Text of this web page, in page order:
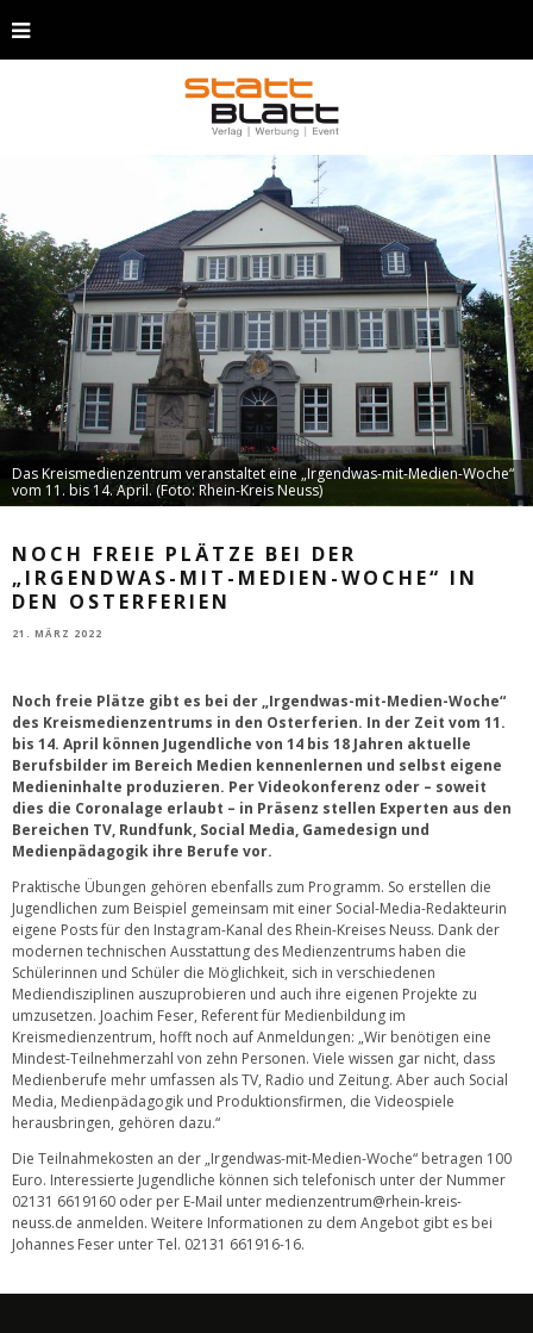
Das Kreismedienzentrum veranstaltet eine „Irgendwas-mit-Medien-Woche“
vom 11. bis 14. April. (Foto: Rhein-Kreis Neuss)
NOCH FREIE PLÄTZE BEI DER
„IRGENDWAS-MIT-MEDIEN-WOCHE“ IN
DEN OSTERFERIEN
21. MÄRZ 2022
Noch freie Plätze gibt es bei der „Irgendwas-mit-Medien-Woche“
des Kreismedienzentrums in den Osterferien. In der Zeit vom 11.
bis 14. April können Jugendliche von 14 bis 18 Jahren aktuelle
Berufsbilder im Bereich Medien kennenlernen und selbst eigene
Medieninhalte produzieren. Per Videokonferenz oder – soweit
dies die Coronalage erlaubt – in Präsenz stellen Experten aus den
Bereichen TV, Rundfunk, Social Media, Gamedesign und
Medienpädagogik ihre Berufe vor.
Praktische Übungen gehören ebenfalls zum Programm. So erstellen die
Jugendlichen zum Beispiel gemeinsam mit einer Social-Media-Redakteurin
eigene Posts für den Instagram-Kanal des Rhein-Kreises Neuss. Dank der
modernen technischen Ausstattung des Medienzentrums haben die
Schülerinnen und Schüler die Möglichkeit, sich in verschiedenen
Mediendisziplinen auszuprobieren und auch ihre eigenen Projekte zu
umzusetzen. Joachim Feser, Referent für Medienbildung im
Kreismedienzentrum, hofft noch auf Anmeldungen: „Wir benötigen eine
Mindest-Teilnehmerzahl von zehn Personen. Viele wissen gar nicht, dass
Medienberufe mehr umfassen als TV, Radio und Zeitung. Aber auch Social
Media, Medienpädagogik und Produktionsfirmen, die Videospiele
herausbringen, gehören dazu.“
Die Teilnahmekosten an der „Irgendwas-mit-Medien-Woche“ betragen 100
Euro. Interessierte Jugendliche können sich telefonisch unter der Nummer
02131 6619160 oder per E-Mail unter medienzentrum@rhein-kreis-
neuss.de anmelden. Weitere Informationen zu dem Angebot gibt es bei
Johannes Feser unter Tel. 02131 661916-16.